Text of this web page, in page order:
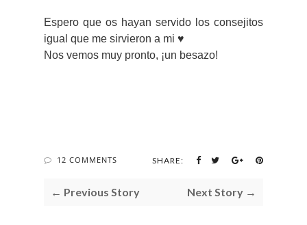
Espero que os hayan servido los consejitos
igual que me sirvieron a mi ♥
Nos vemos muy pronto, ¡un besazo!
12 COMMENTS SHARE:
← Previous Story Next Story →